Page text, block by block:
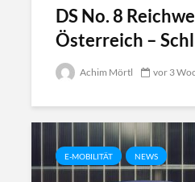
DS No. 8
Österreich –
Achim Mörtl vor 3
E-MOBILITÄT NEWS